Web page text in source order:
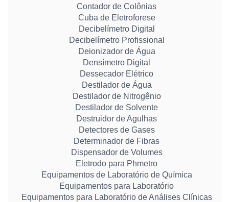
Contador de Colônias
Cuba de Eletroforese
Decibelímetro Digital
Decibelímetro Profissional
Deionizador de Água
Densímetro Digital
Dessecador Elétrico
Destilador de Água
Destilador de Nitrogênio
Destilador de Solvente
Destruidor de Agulhas
Detectores de Gases
Determinador de Fibras
Dispensador de Volumes
Eletrodo para Phmetro
Equipamentos de Laboratório de Química
Equipamentos para Laboratório
Equipamentos para Laboratório de Análises Clínicas